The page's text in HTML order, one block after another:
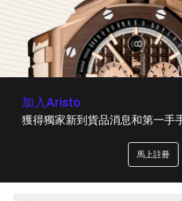
加入Aristo
獲得獨家新到貨品消息和第一手
馬上註冊